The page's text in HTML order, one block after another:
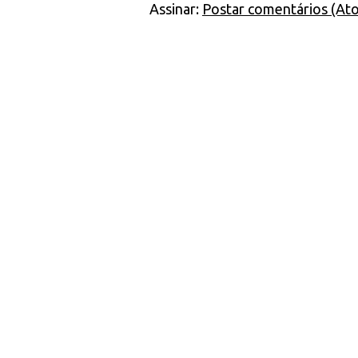
Assinar: Postar comentários